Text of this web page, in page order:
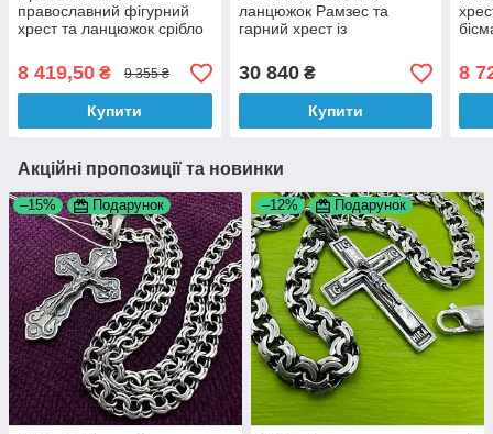
православний фігурний
хрест та ланцюжок срібло
8 419,50 ₴ 9 355 ₴
Купити
ланцюжок Рамзес та
гарний хрест із
Михаїла 20 г срібло 925
проби чорнене
30 840₴
Купити
8
Акційні пропозиції та новинки
–15% Подарунок –12% Подарунок